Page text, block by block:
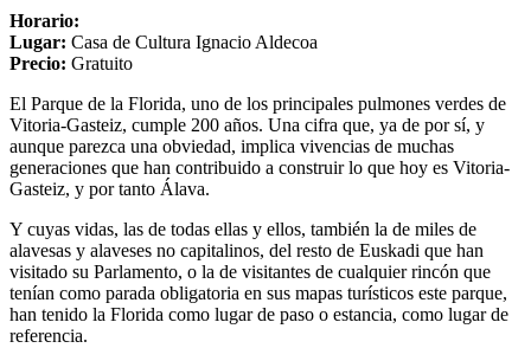
Horario:
Lugar: Casa de Cultura Ignacio Aldecoa
Precio: Gratuito
El Parque de la Florida, uno de los principales pulmones verdes de
Vitoria-Gasteiz, cumple 200 años. Una cifra que, ya de por sí, y
aunque parezca una obviedad, implica vivencias de muchas
generaciones que han contribuido a construir lo que hoy es Vitoria-
Gasteiz, y por tanto Álava.
Y cuyas vidas, las de todas ellas y ellos, también la de miles de
alavesas y alaveses no capitalinos, del resto de Euskadi que han
visitado su Parlamento, o la de visitantes de cualquier rincón que
tenían como parada obligatoria en sus mapas turísticos este parque,
han tenido la Florida como lugar de paso o estancia, como lugar de
referencia.